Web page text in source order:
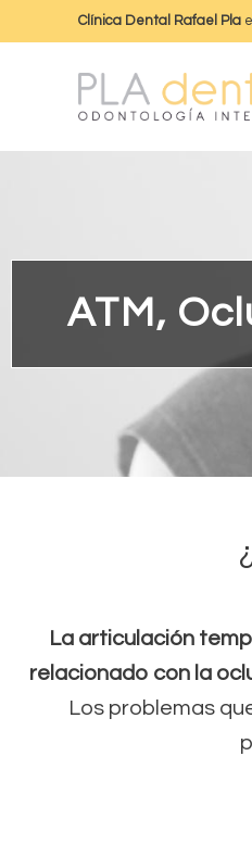
Clínica Dental Rafael Pla
ATM,
La articulación
relacionado con la
Los problemas